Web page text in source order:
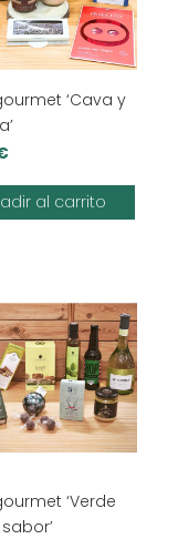
‘Cava y
al carrito
‘Verde